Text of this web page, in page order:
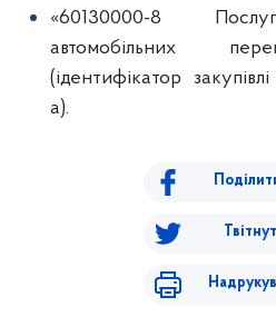
«60130000-8
автомобільних
(ідентифікатор
a).